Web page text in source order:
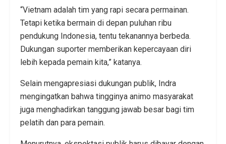
“Vietnam adalah tim yang rapi secara permainan.
Tetapi ketika bermain di depan puluhan ribu
pendukung Indonesia, tentu tekanannya berbeda.
Dukungan suporter memberikan kepercayaan diri
lebih kepada pemain kita,” katanya.
Selain mengapresiasi dukungan publik, Indra
mengingatkan bahwa tingginya animo masyarakat
juga menghadirkan tanggung jawab besar bagi tim
pelatih dan para pemain.